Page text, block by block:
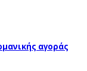
αγοράς